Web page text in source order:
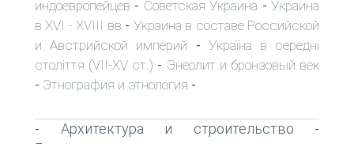
индоевропейцев - Советская Украина -Украина
в XVI - XVIII вв - Украина в составе Российской
и Австрийской империй - Україна в середні
століття (VII-XV ст.) - Энеолит и бронзовый век
- Этнография и этнология -
- Архитектура и строительство -